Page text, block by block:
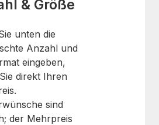
& Größe
unten die
Anzahl und
eingeben,
direkt Ihren
sind
der Mehrpreis